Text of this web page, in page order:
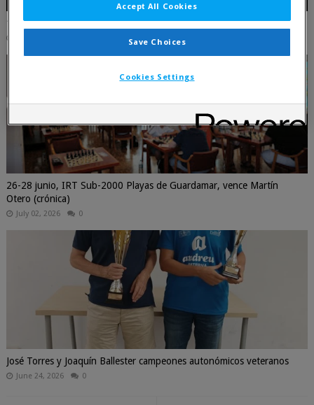
17 julio, Primer torneo por parejas 2026 - La Primitiva
26-28 junio, IRT Sub-2000 Playas de Guardamar, vence Martín
Otero (crónica)
July 02, 2026 0
José Torres y Joaquín Ballester campeones autonómicos veteranos
June 24, 2026 0
Accept All Cookies
Save Choices
Cookies Settings